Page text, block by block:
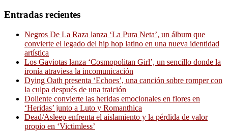
Entradas recientes
Negros De La Raza lanza ‘La Pura Neta’, un álbum que
convierte el legado del hip hop latino en una nueva identidad
artística
Los Gaviotas lanza ‘Cosmopolitan Girl’, un sencillo donde la
ironía atraviesa la incomunicación
Dying Oath presenta ‘Echoes’, una canción sobre romper con
la culpa después de una traición
Doliente convierte las heridas emocionales en flores en
‘Heridas’ junto a Luto y Romanthica
Dead/Asleep enfrenta el aislamiento y la pérdida de valor
propio en ‘Victimless’